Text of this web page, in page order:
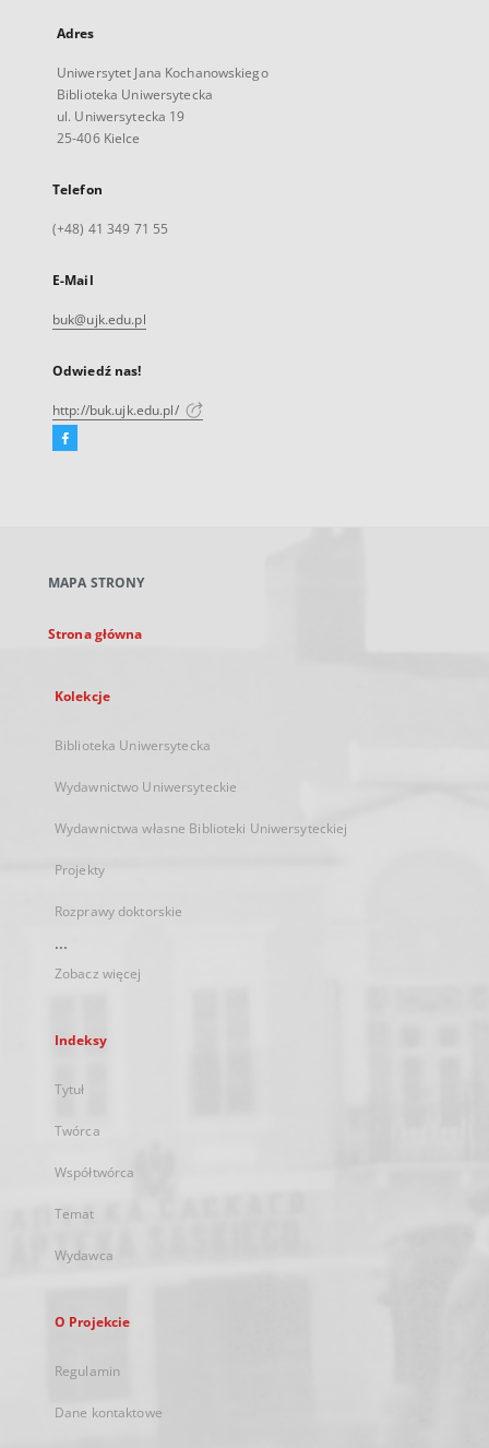
Adres
Uniwersytet Jana Kochanowskiego
Biblioteka Uniwersytecka
ul. Uniwersytecka 19
25-406 Kielce
Telefon
(+48) 41 349 71 55
E-Mail
buk@ujk.edu.pl
Odwiedź nas!
http://buk.ujk.edu.pl/
Facebook
karcie
MAPA STRONY
Strona główna
Kolekcje
Biblioteka Uniwersytecka
Wydawnictwo Uniwersyteckie
Wydawnictwa własne Biblioteki Uniwersyteckiej
Projekty
Rozprawy doktorskie
...
Zobacz więcej
Indeksy
Tytuł
Twórca
Współtwórca
Temat
Wydawca
O Projekcie
Regulamin
Dane kontaktowe